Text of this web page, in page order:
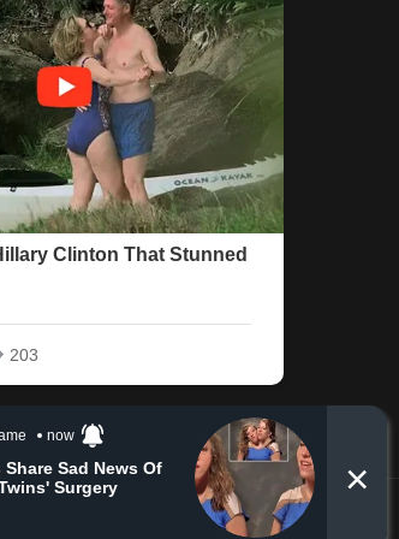
Privacy policy Trợ giúp Trang chủ
R
S